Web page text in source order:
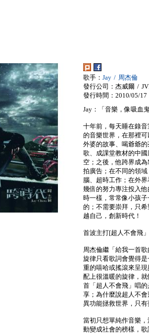
歌手： Jay / 周杰倫
發行公司：杰威爾 /
發行時間：2010/05/17
Jay：「音樂，像吸血
十年前，每天睡在錄
的音樂世界，在那裡
外婆的故事、喝爺爺
歌、成課堂教材的中
空；之後，他跨界成
拍廣告；在不同的領
腦、超時工作；在外
幾倍的努力專注投入
時一樣，常常像小孩
的；不需要崇拜，只
越自己，創新時代！
首波主打[超人不會飛
周杰倫繼「給我一首
旋律只看歌詞會覺得
重的嘻哈或搖滾來呈
配上很溫暖的旋律，
首「超人不會飛」唱
享；為什麼說超人不
異功能拯救世界，只
當初只想單純作音樂
動變成社會的榜樣，